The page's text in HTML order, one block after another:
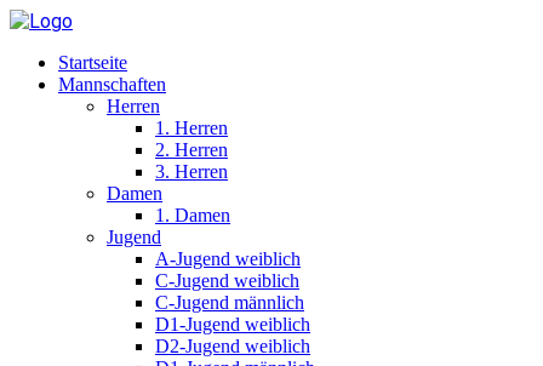
Startseite
Mannschaften
Herren
1. Herren
2. Herren
3. Herren
Damen
1. Damen
Jugend
A-Jugend weiblich
C-Jugend weiblich
C-Jugend männlich
D1-Jugend weiblich
D2-Jugend weiblich